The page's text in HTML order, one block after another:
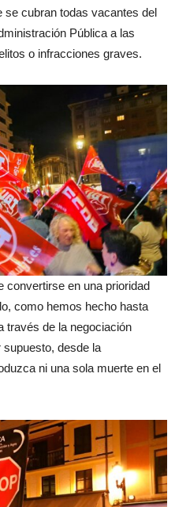
se cubran todas vacantes del
Pública a las
o infracciones graves.
convertirse en una prioridad
como hemos hecho hasta
través de la negociación
desde la
ni una sola muerte en el